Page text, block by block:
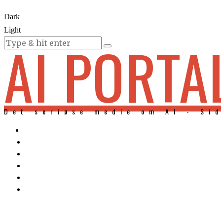
Dark
Light
KURSER
AI
Det seriøse medie om AI -